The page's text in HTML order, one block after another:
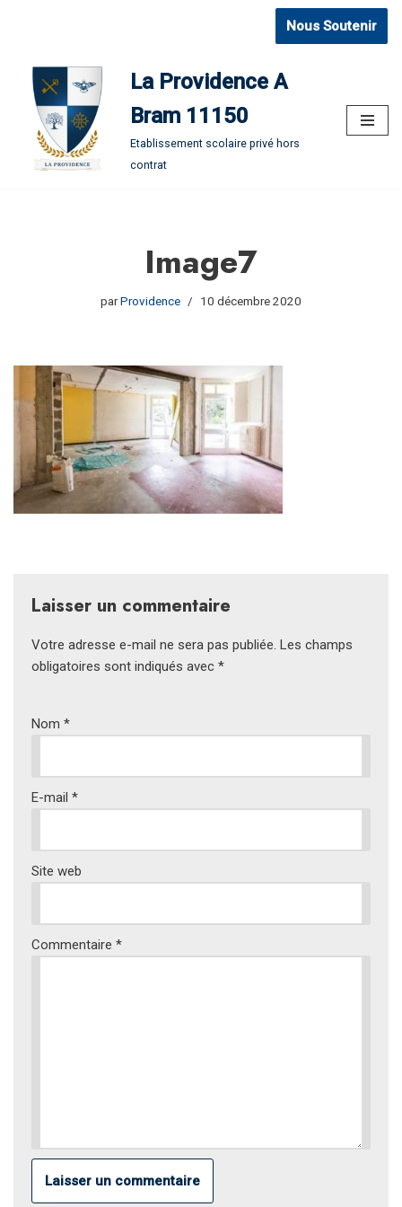
contenu
Nous Soutenir
La Providence A
Bram 11150
Etablissement scolaire privé hors
contrat
Image7
parProvidence 10 décembre 2020
Laisser un commentaire
Votre adresse e-mail ne sera pas publiée. Les champs
obligatoires sont indiqués avec *
Nom *
E-mail *
Site web
Commentaire *